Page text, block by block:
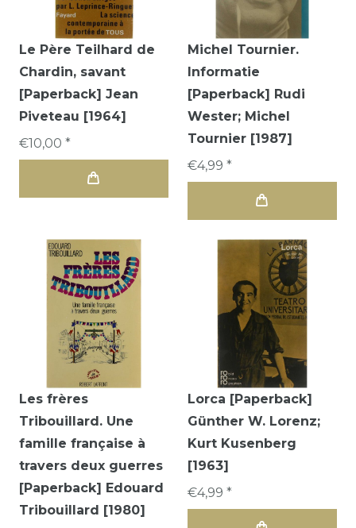
Le Père Teilhard de
Chardin, savant
[Paperback] Jean
Piveteau [1964]
€10,00 *
Michel Tournier.
Informatie
[Paperback] Rudi
Wester; Michel
Tournier [1987]
€4,99 *
Les frères
Tribouillard. Une
famille française à
travers deux guerres
[Paperback] Edouard
Tribouillard [1980]
Lorca [Paperback]
Günther W. Lorenz;
Kurt Kusenberg
[1963]
€4,99 *